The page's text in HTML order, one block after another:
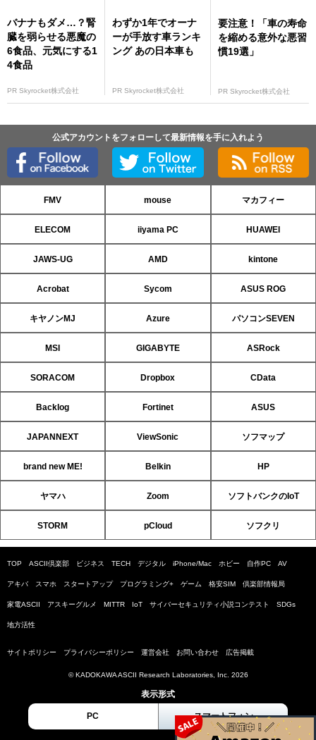
バナナもダメ…？腎
臓を弱らせる悪魔の
6食品、元気にする1
4食品
PR Skyrocket株式会社
わずか1年でオーナ
ーが手放す車ランキ
ング あの日本車も
PR Skyrocket株式会社
要注意！「車の寿命
を縮める意外な悪習
慣19選」
PR Skyrocket株式会社
公式アカウントをフォローして最新情報を手に入れよう
FMV mouse マカフィー
ELECOM iiyama PC HUAWEI
JAWS-UG AMD kintone
Acrobat Sycom ASUS ROG
キヤノンMJ Azure パソコンSEVEN
MSI GIGABYTE ASRock
SORACOM Dropbox CData
Backlog Fortinet ASUS
JAPANNEXT ViewSonic ソフマップ
brand new ME! Belkin HP
ヤマハ Zoom ソフトバンクのIoT
STORM pCloud ソフクリ
TOP ASCII倶楽部 ビジネス TECH デジタル iPhone/Mac ホビー 自作PC AV
アキバ スマホ スタートアップ プログラミング+ ゲーム 格安SIM 倶楽部情報局
家電ASCII アスキーグルメ MITTR IoT サイバーセキュリティ小説コンテスト SDGs
地方活性
サイトポリシー プライバシーポリシー 運営会社 お問い合わせ 広告掲載
© KADOKAWA ASCII Research Laboratories, Inc. 2026
表示形式
PC スマートフォン